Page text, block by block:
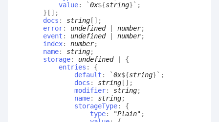
value: `0x${string} ` ;
} [] ;
docs : string [] ;
error: undefined| number;
event : undefined| number;
index: number;
name: string;
storage: undefined| {
entries : {
default : `0x${string} ` ;
docs : string [] ;
modifier: string;
name: string;
storageType: {
type: "Plain" ;